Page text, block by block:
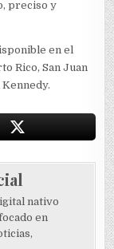
preciso y
en el
Rico, San Juan
nativo
en